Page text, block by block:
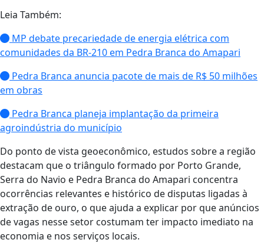
Leia Também:
MP debate precariedade de energia elétrica com
comunidades da BR-210 em Pedra Branca do Amapari
Pedra Branca anuncia pacote de mais de R$ 50 milhões
em obras
Pedra Branca planeja implantação da primeira
agroindústria do município
Do ponto de vista geoeconômico, estudos sobre a região
destacam que o triângulo formado por Porto Grande,
Serra do Navio e Pedra Branca do Amapari concentra
ocorrências relevantes e histórico de disputas ligadas à
extração de ouro, o que ajuda a explicar por que anúncios
de vagas nesse setor costumam ter impacto imediato na
economia e nos serviços locais.